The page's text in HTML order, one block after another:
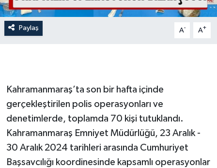
Paylaş A- A+
Kahramanmaraş’ta son bir hafta içinde
gerçekleştirilen polis operasyonları ve
denetimlerde, toplamda 70 kişi tutuklandı.
Kahramanmaraş Emniyet Müdürlüğü, 23 Aralık -
30 Aralık 2024 tarihleri arasında Cumhuriyet
Başsavcılığı koordinesinde kapsamlı operasyonlar
DÜNYA
ROPORTAJ
KADIN-AİLE
YEREL YÖNETİM
MEDYA
SEÇİM 2011